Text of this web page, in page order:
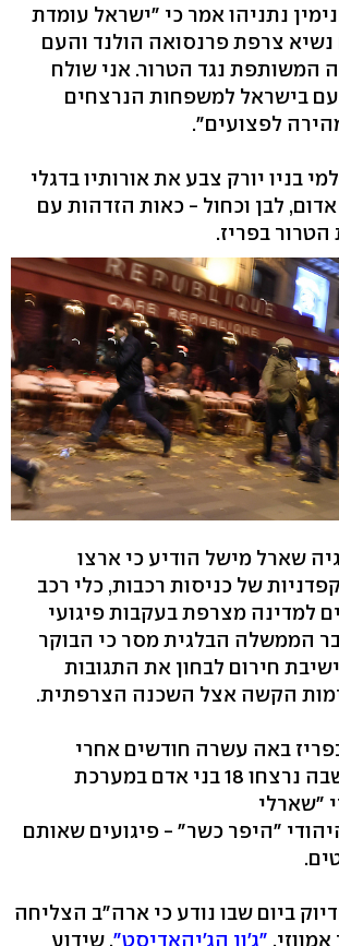
נתניהו אמר כי "ישראל עומדת
צרפת פרנסואה הולנד והעם
המשותפת נגד הטרור. אני שולח
בישראל למשפחות הנרצחים
לפצועים".
בניו יורק צבע את אורותיו בדגלי
לבן וכחול - כאות הזדהות עם
בפריז.
שארל מישל הודיע כי ארצו
של כניסות רכבות, כלי רכב
למדינה מצרפת בעקבות פיגועי
הממשלה הבלגית מסר כי הבוקר
חירום לבחון את התגובות
הקשה אצל השכנה הצרפתית.
באה עשרה חודשים אחרי
מתקפת הטרור שבה נרצחו 18 בני אדם במערכת
"שארלי
"היפר כשר" - פיגועים שאותם
ביום שבו נודע כי ארה"ב הצליחה
"ג'ון הג'יהאדיסט", שידוע